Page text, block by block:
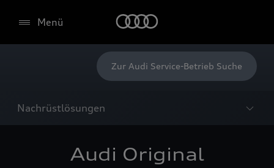
Menü
Zur Audi Service-Betrieb Suche
Nachrüstlösungen
Audi Original